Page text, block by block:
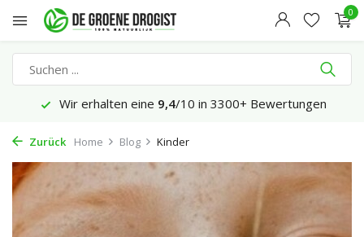
0
Wir erhalten eine 9,4/10 in 3300+ Bewertungen
Zurück Home Blog Kinder